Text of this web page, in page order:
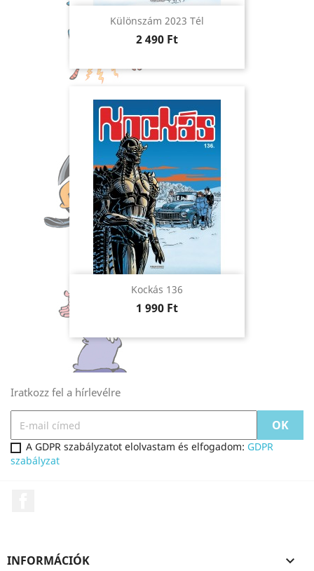
Különszám 2023 Tél
Ár
2 490 Ft
Kockás 136
Ár
1 990 Ft
Iratkozz fel a hírlevélre
A GDPR szabályzatot elolvastam és elfogadom: GDPR
szabályzat
INFORMÁCIÓK 